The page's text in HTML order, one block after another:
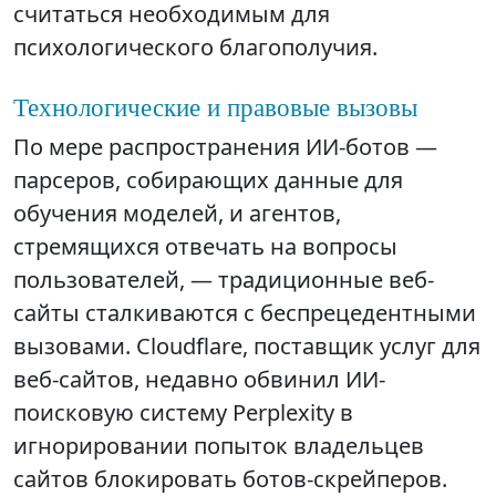
считаться необходимым для
психологического благополучия.
Технологические и правовые вызовы
По мере распространения ИИ-ботов —
парсеров, собирающих данные для
обучения моделей, и агентов,
стремящихся отвечать на вопросы
пользователей, — традиционные веб-
сайты сталкиваются с беспрецедентными
вызовами. Cloudflare, поставщик услуг для
веб-сайтов, недавно обвинил ИИ-
поисковую систему Perplexity в
игнорировании попыток владельцев
сайтов блокировать ботов-скрейперов.